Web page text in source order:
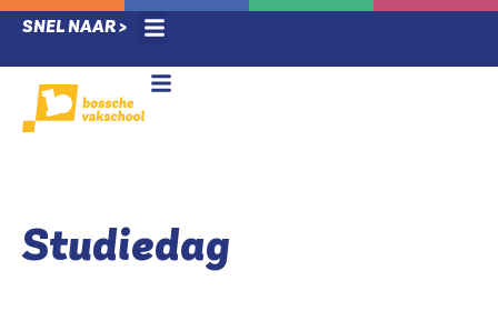
SNEL NAAR >
Studiedag